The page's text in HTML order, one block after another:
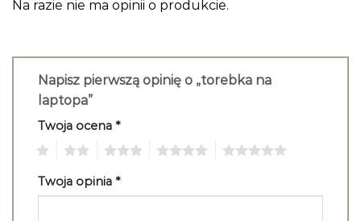
Na razie nie ma opinii o produkcie.
Napisz pierwszą opinię o „torebka na
laptopa”
Twoja ocena *
Twoja opinia *